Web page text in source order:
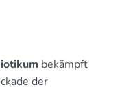
bekämpft
der